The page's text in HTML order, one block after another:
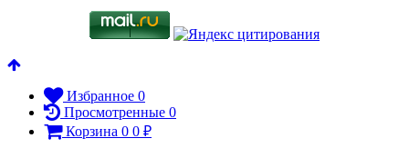
Избранное 0
Просмотренные 0
Корзина 0 0 ₽